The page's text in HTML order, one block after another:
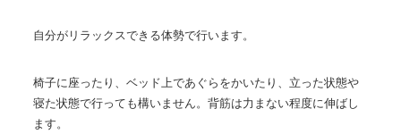
自分がリラックスできる体勢で行います。
椅子に座ったり、ベッド上であぐらをかいたり、立った状態や
寝た状態で行っても構いません。背筋は力まない程度に伸ばし
ます。